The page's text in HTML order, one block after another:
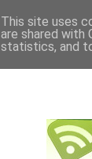
This site uses
are shared with
statistics, and